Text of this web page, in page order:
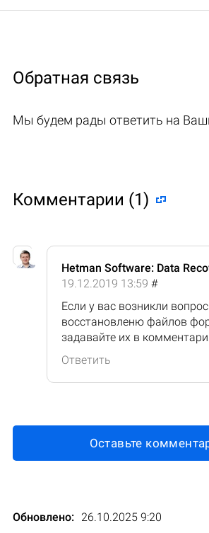
Обратная связь
Мы будем рады ответить на
Комментарии (1)
Hetman Software: Data
19.12.2019 13:59 #
Если у вас возникли
восстановленю файлов
задавайте их в
Ответить
Оставьте
Обновлено: 26.10.2025 9:20